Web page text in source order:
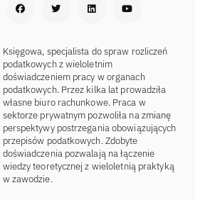
Księgowa, specjalista do spraw rozliczeń
podatkowych z wieloletnim
doświadczeniem pracy w organach
podatkowych. Przez kilka lat prowadziła
własne biuro rachunkowe. Praca w
sektorze prywatnym pozwoliła na zmianę
perspektywy postrzegania obowiązujących
przepisów podatkowych. Zdobyte
doświadczenia pozwalają na łączenie
wiedzy teoretycznej z wieloletnią praktyką
w zawodzie.